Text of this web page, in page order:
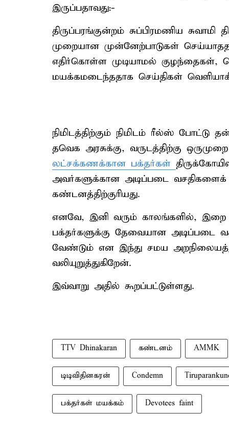
இருப்பதாவது:-
திருப்பரங்குன்றம் சுப்பிரமணிய சுவாமி
முறையான முன்னேற்பாடுகள்
எதிர்கொள்ள முடியாமல்
மயக்கமடைந்ததாக செய்திகள்
நிமிடத்திற்கும் நிமிடம் ரீல்ஸ் போட்டு
தவெக அரசுக்கு, வருடத்திற்கு
லட்சக்கணக்கான பக்தர்கள்
அவர்களுக்கான அடிப்படை வசதிகளைக்
கண்டனத்திற்குரியது.
எனவே, இனி வரும் காலங்களில், இறை
பக்தர்களுக்கு தேவையான அடிப்படை
வேண்டும் என இந்து சமய
வலியுறுத்துகிறேன்.
இவ்வாறு அதில் கூறப்பட்டுள்ளது.
TTV Dhinakaran கண்டனம் AMMK
டிடிவிதினகரன் Condemn
பக்தர்கள் மயக்கம் Devotees faint